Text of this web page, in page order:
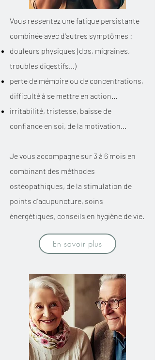
Vous ressentez une fatigue persistante
combinée avec d'autres symptômes :​
douleurs physiques (dos, migraines,
troubles digestifs...)
perte de mémoire ou de concentrations,
difficulté à se mettre en action...
irritabilité, tristesse, baisse de
confiance en soi, de la motivation...
Je vous accompagne sur 3 à 6 mois en
combinant des méthodes
ostéopathiques, de la stimulation de
points d'acupuncture, soins
énergétiques, conseils en hygiène de vie.
En savoir plus